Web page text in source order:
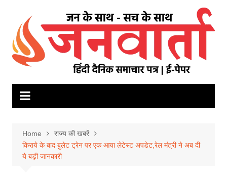
content
Home
राज्य की खबरें
किराये के बाद बुलेट ट्रेन पर एक आया लेटेस्ट अपडेट,रेल मंत्री ने अब दी
ये बड़ी जानकारी